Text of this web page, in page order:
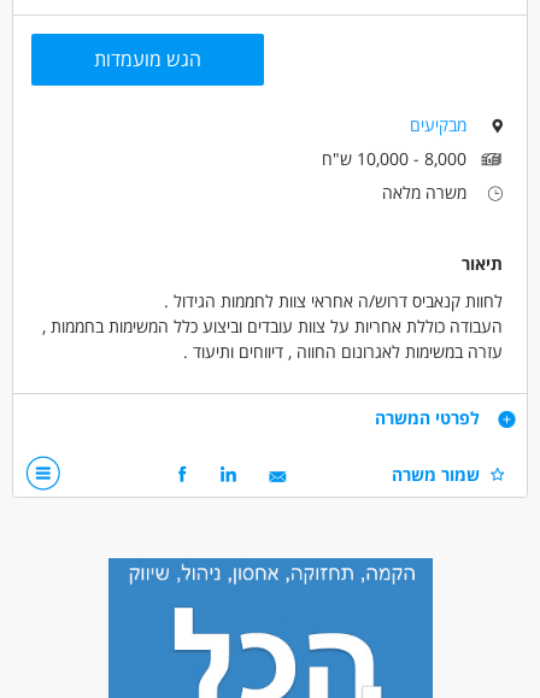
הגש מועמדות
מבקיעים
8,000 - 10,000 ש"ח
משרה מלאה
תיאור
לחוות קנאביס דרוש/ה אחראי צוות לחממות הגידול .
העבודה כוללת אחריות על צוות עובדים וביצוע כלל המשימות בחממות ,
עזרה במשימות לאגרונום החווה , דיווחים ותיעוד .
דרישות
ניהול עובדים , רכב להגעה עצמית , מגורים באזור אשקלון / שדרות
עבודה לטווח ארוך
ללא עבר פלילי
חקלאות - עובדי חקלאות
לפרטי המשרה
שמור משרה